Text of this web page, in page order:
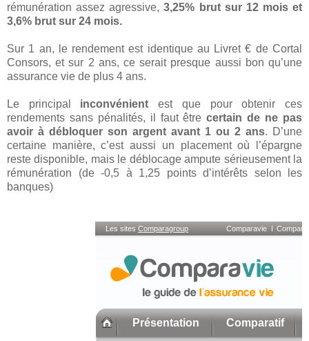
rémunération assez agressive,3,25% brut sur 12 mois et
3,6% brut sur 24 mois.
Sur 1 an, le rendement est identique au Livret € de Cortal
Consors, et sur 2 ans, ce serait presque aussi bon qu’une
assurance vie de plus 4 ans.
Le principal inconvénient est que pour obtenir ces
rendements sans pénalités, il faut êtrecertain de ne pas
avoir à débloquer son argent avant 1 ou 2 ans. D’une
certaine manière, c’est aussi un placement où l’épargne
reste disponible, mais le déblocage ampute sérieusement la
rémunération (de -0,5 à 1,25 points d’intérêts selon les
banques)